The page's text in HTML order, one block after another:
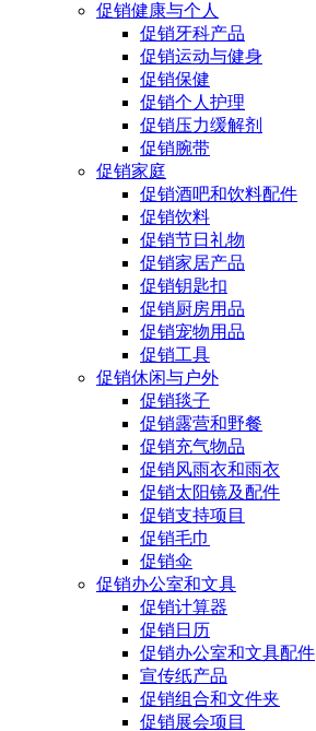
促销健康与个人
促销牙科产品
促销运动与健身
促销保健
促销个人护理
促销压力缓解剂
促销腕带
促销家庭
促销酒吧和饮料配件
促销饮料
促销节日礼物
促销家居产品
促销钥匙扣
促销厨房用品
促销宠物用品
促销工具
促销休闲与户外
促销毯子
促销露营和野餐
促销充气物品
促销风雨衣和雨衣
促销太阳镜及配件
促销支持项目
促销毛巾
促销伞
促销办公室和文具
促销计算器
促销日历
促销办公室和文具配件
宣传纸产品
促销组合和文件夹
促销展会项目